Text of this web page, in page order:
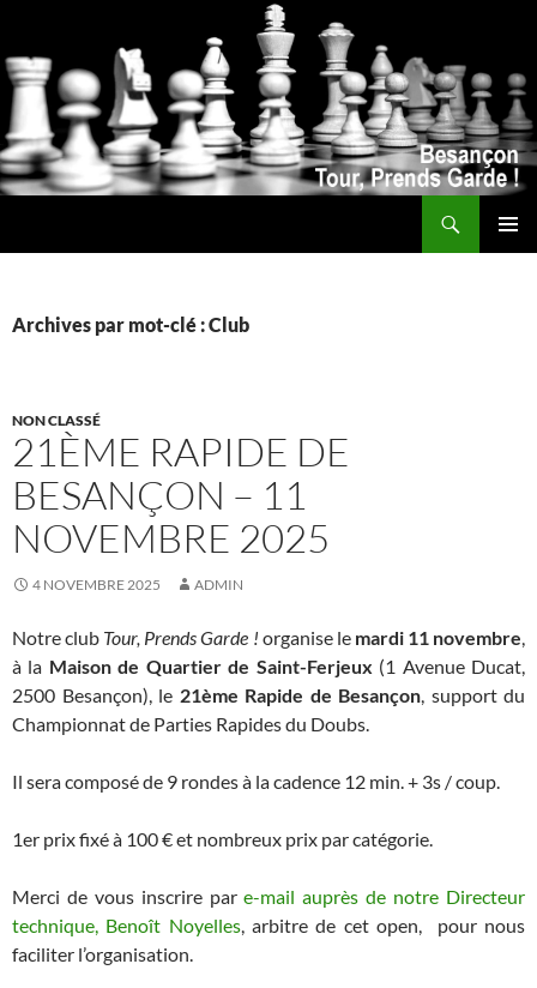
Archives par mot-clé : Club
NON CLASSÉ
21ÈME RAPIDE DE
BESANÇON – 11
NOVEMBRE 2025
4 NOVEMBRE 2025 ADMIN
Notre club Tour, Prends Garde ! organise le mardi 11 novembre,
à la Maison de Quartier de Saint-Ferjeux (1 Avenue Ducat,
2500 Besançon), le 21ème Rapide de Besançon, support du
Championnat de Parties Rapides du Doubs.
Il sera composé de 9 rondes à la cadence 12 min. + 3s / coup.
1er prix fixé à 100 € et nombreux prix par catégorie.
Merci de vous inscrire pare-mail auprès de notre Directeur
technique, Benoît Noyelles, arbitre de cet open, pour nous
faciliter l’organisation.